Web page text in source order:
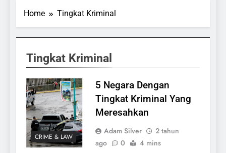
Home Tingkat Kriminal
Tingkat Kriminal
CRIME & LAW
5 Negara Dengan
Tingkat Kriminal Yang
Meresahkan
Adam Silver
2 tahun
ago
0 4 mins